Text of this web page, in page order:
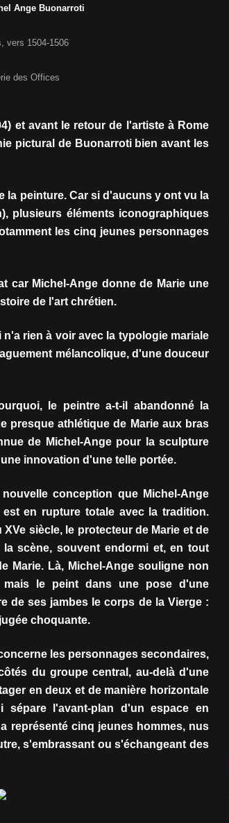
Ange Buonarroti
vers 1504-1506
des Offices
et avant le retour de l'artiste à Rome
pictural de Buonarroti bien avant les
la peinture. Car si d'aucuns y ont vu la
plusieurs éléments iconographiques
les cinq jeunes personnages
car Michel-Ange donne de Marie une
de l'art chrétien.
rien à voir avec la typologie mariale
mélancolique, d'une douceur
le peintre a-t-il abandonné la
presque athlétique de Marie aux bras
de Michel-Ange pour la sculpture
innovation d'une telle portée.
conception que Michel-Ange
en rupture totale avec la tradition.
siècle, le protecteur de Marie et de
scène, souvent endormi et, en tout
Marie. Là, Michel-Ange souligne non
le peint dans une pose d'une
de ses jambes le corps de la Vierge :
choquante.
les personnages secondaires,
du groupe central, au-delà d'une
en deux et de manière horizontale
sépare l'avant-plan d'un espace en
représenté cinq jeunes hommes, nus
s'embrassant ou s'échangeant des